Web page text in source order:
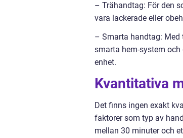
– Trähandtag: För den
vara lackerade eller
– Smarta handtag:
smarta hem-system
enhet.
Kvantitativa
Det finns ingen exakt
faktorer som typ av
mellan 30 minuter och